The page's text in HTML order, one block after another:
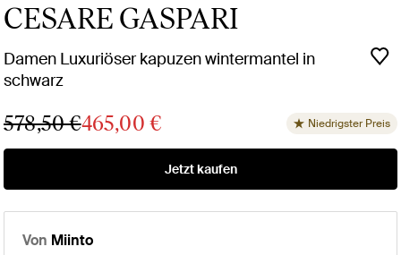
CESARE GASPARI
Damen Luxuriöser kapuzen wintermantel in
schwarz
578,50 €465,00 € Niedrigster Preis
Jetzt kaufen
Von Miinto